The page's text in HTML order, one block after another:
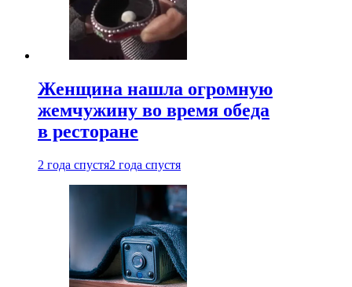
Женщина нашла огромную
жемчужину во время обеда
в ресторане
2 года спустя2 года спустя